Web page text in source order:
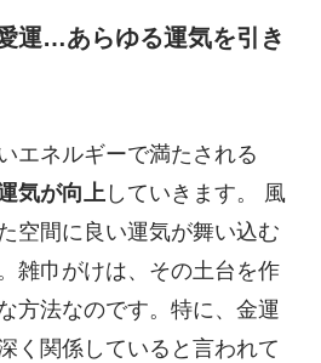
運…あらゆる運気を引き
エネルギーで満たされる
気が向上していきます。 風
空間に良い運気が舞い込む
雑巾がけは、その土台を作
方法なのです。特に、金運
く関係していると言われて